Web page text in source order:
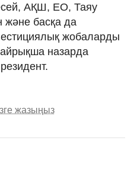
АҚШ, ЕО, Таяу
және басқа да
жобаларды
назарда
жазыңыз